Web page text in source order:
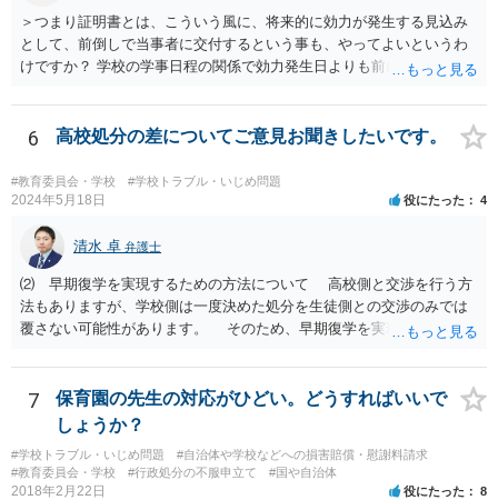
＞つまり証明書とは、こういう風に、将来的に効力が発生する見込み
として、前倒しで当事者に交付するという事も、やってよいというわ
けですか？ 学校の学事日程の関係で効力発生日よりも前に交付したか
でしょう。 両者をそろえるに越したことはないですが、卒業式の日程
自体は各学校によって慣例として定められることが多いですし、学籍
題はないでしょう。 ＞万一、効力発生日より前に、その効力が無効と
なる出来事が起こったとしたら、その証明書は効力を発生する事な
く、証明書としては無効化されるということですね？ そう考えるのが
自然でしょう。 ただし、卒業証書自体は、通常記載されている内容
が、全課程を修了したという事実について記載されており、卒業式時
点では、そのこと自体は過去の事実として間違いないので、卒業証書
自体の無効かどうかという法的な効力を議論するものではないでしょ
う。 問題は、証書そのものではなく、在学中に何らかの問題を起こし
6 高校処分の差についてご意見お聞きしたいです。
#教育委員会・学校 #学校トラブル・いじめ問題
2024年5月18日 役にたった 4
清水 卓 弁護士
⑵ 早期復学を実現するための方法について 高校側と交渉を行う方
法もありますが、学校側は一度決めた処分を生徒側との交渉のみでは
覆さない可能性があります。 そのため、早期復学を実現するための
（なお、退学勧告に従わない場合には、一定期間の経過等をもって退
学となる等の取り扱いになっている可能性があるため、高校側に懲戒
処罰の根拠規定等を明らかにさせる必要もあるでしょう）。 申立て
に理由があると認められれば裁判所によって仮処分命令が発せられる
ことになります（早ければ申立てから１か月以内に仮処分命令を得ら
れる場合もあります）。 仮処分の審理の過程で裁判所が学校側に生
7
保育園の先生の対応がひどい。どうすればいいで
しょうか？
#学校トラブル・いじめ問題
#自治体や学校などへの損害賠償・慰謝料請求
#教育委員会・学校
#行政処分の不服申立て #国や自治体
2018年2月22日 役にたった 8